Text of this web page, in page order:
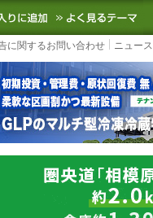
物流ニュースをお届
お気に入りに追加
に関するお問い合わせ ニュー